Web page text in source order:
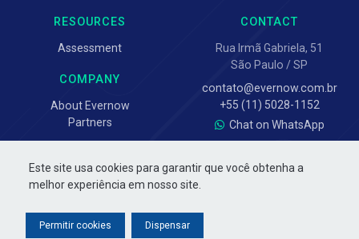
Este site usa cookies para garantir que você obtenha a
melhor experiência em nosso site.
Permitir cookies Dispensar
RESOURCES
Assessment
COMPANY
About Evernow
Partners
CONTACT
Rua Irmã Gabriela, 51
São Paulo / SP
contato@evernow.com.br
+55 (11) 5028-1152
Chat on WhatsApp